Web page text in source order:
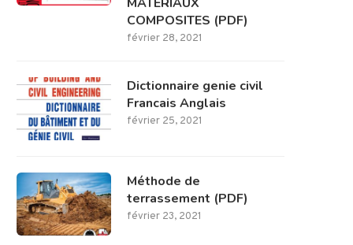
COMPOSITES (PDF)
février 28, 2021
Dictionnaire genie civil
Francais Anglais
février 25, 2021
Méthode de
terrassement (PDF)
février 23, 2021